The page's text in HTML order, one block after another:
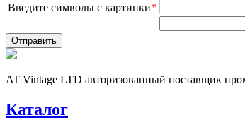
Введите символы с картинки*
AT Vintage LTD авторизованный поставщик
Каталог